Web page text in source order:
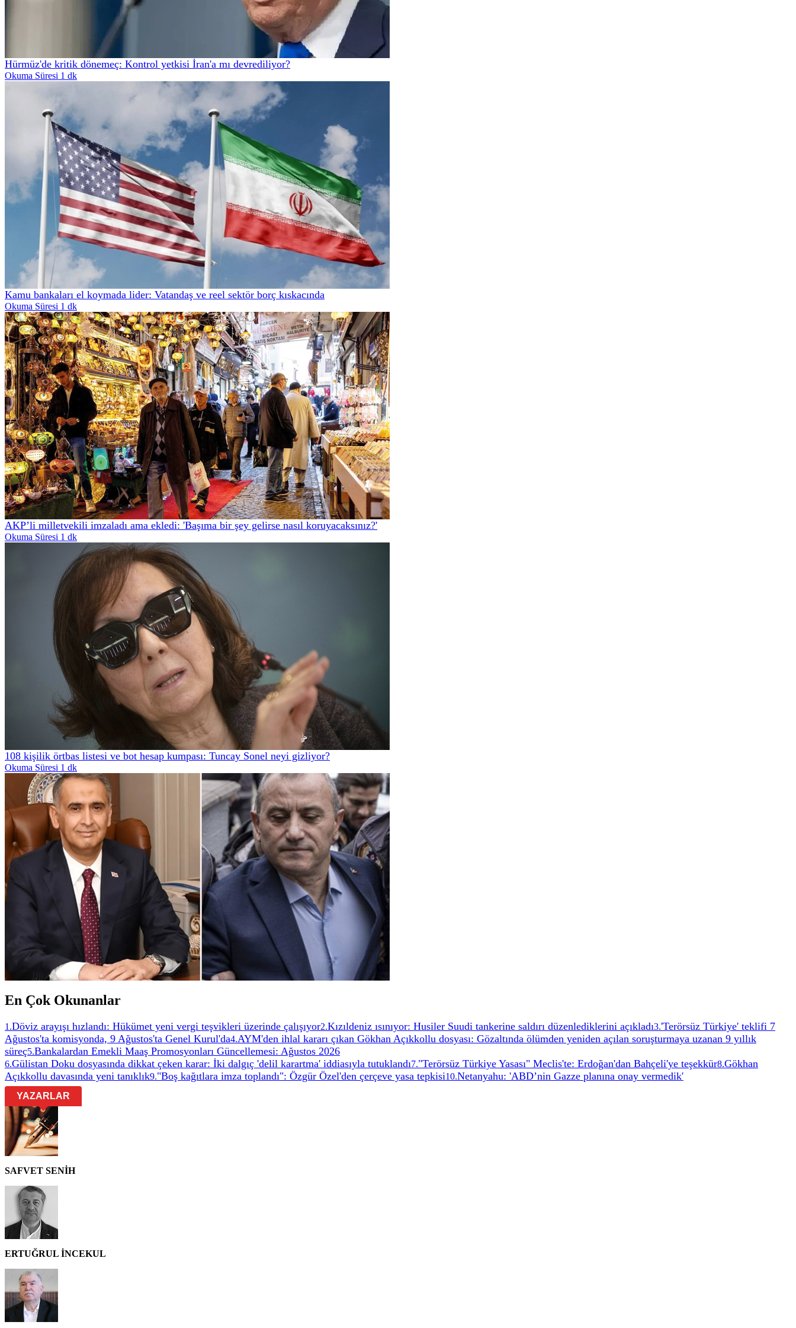
Hürmüz'de kritik dönemeç: Kontrol yetkisi İran'a mı devrediliyor?
Okuma Süresi 1 dk
Kamu bankaları el koymada lider: Vatandaş ve reel sektör borç kıskacında
Okuma Süresi 1 dk
AKP’li milletvekili imzaladı ama ekledi: 'Başıma bir şey gelirse nasıl koruyacaksınız?'
Okuma Süresi 1 dk
108 kişilik örtbas listesi ve bot hesap kumpası: Tuncay Sonel neyi gizliyor?
Okuma Süresi 1 dk
En Çok Okunanlar
1 .Döviz arayışı hızlandı: Hükümet yeni vergi teşvikleri üzerinde çalışıyor2.Kızıldeniz ısınıyor: Husiler Suudi tankerine saldırı düzenlediklerini açıkladı3.'Terörsüz Türkiye' teklifi 7
Ağustos'ta komisyonda, 9 Ağustos'ta Genel Kurul'da4.AYM'den ihlal kararı çıkan Gökhan Açıkkollu dosyası: Gözaltında ölümden yeniden açılan soruşturmaya uzanan 9 yıllık
süreç5.Bankalardan Emekli Maaş Promosyonları Güncellemesi: Ağustos 2026
6.Gülistan Doku dosyasında dikkat çeken karar: İki dalgıç 'delil karartma' iddiasıyla tutuklandı7."Terörsüz Türkiye Yasası" Meclis'te: Erdoğan'dan Bahçeli'ye teşekkür8.Gökhan
Açıkkollu davasında yeni tanıklık9."Boş kağıtlara imza toplandı": Özgür Özel'den çerçeve yasa tepkisi10.Netanyahu: 'ABD’nin Gazze planına onay vermedik'
YAZARLAR
SAFVET SENİH
ERTUĞRUL İNCEKUL